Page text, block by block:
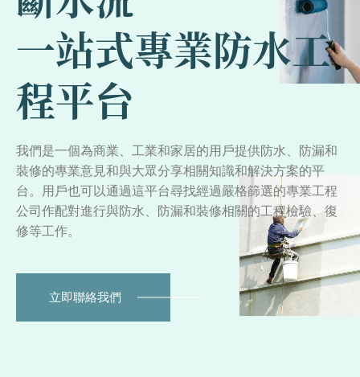
一站式專業防水工
程平台
我們是一個為商業、工業和家居的用戶提供防水、防漏和
裝修的專業意見和與大眾分享相關知識和解決方案的平
台。用戶也可以通過這平台尋找經過嚴格篩選的專業工程
公司作配對進行與防水、防漏和裝修相關的工程檢驗、復
修等工作。
立即聯絡我們